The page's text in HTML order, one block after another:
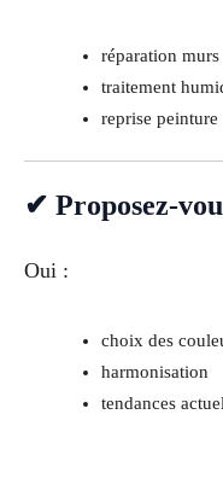
réparation murs
traitement
reprise peinture
✔ Proposez-
Oui :
choix des
harmonisation
tendances